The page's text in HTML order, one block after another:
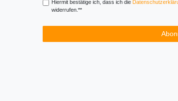
Hiermit bestätige ich, dass ich die
widerrufen.**